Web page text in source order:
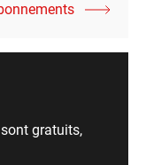
gratuits,